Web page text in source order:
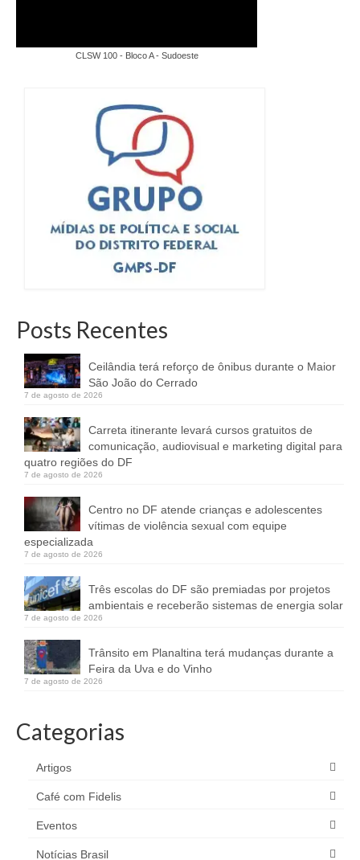
CLSW 100 - Bloco A - Sudoeste
Posts Recentes
Ceilândia terá reforço de ônibus durante o Maior
São João do Cerrado
7 de agosto de 2026
Carreta itinerante levará cursos gratuitos de
comunicação, audiovisual e marketing digital para
quatro regiões do DF
7 de agosto de 2026
Centro no DF atende crianças e adolescentes
vítimas de violência sexual com equipe
especializada
7 de agosto de 2026
Três escolas do DF são premiadas por projetos
ambientais e receberão sistemas de energia solar
7 de agosto de 2026
Trânsito em Planaltina terá mudanças durante a
Feira da Uva e do Vinho
7 de agosto de 2026
Categorias
Artigos
Café com Fidelis
Eventos
Notícias Brasil